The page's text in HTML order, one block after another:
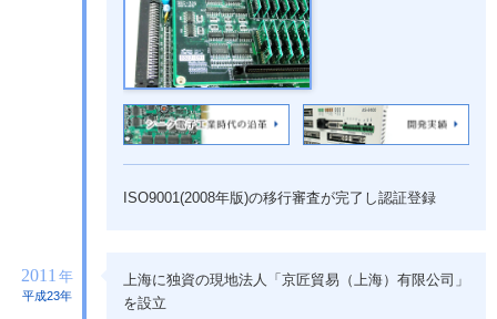
ISO9001(2008年版)の移行審査が完了し認証登録
2011 年
平成23年
上海に独資の現地法人「京匠貿易（上海）有限公司」
を設立